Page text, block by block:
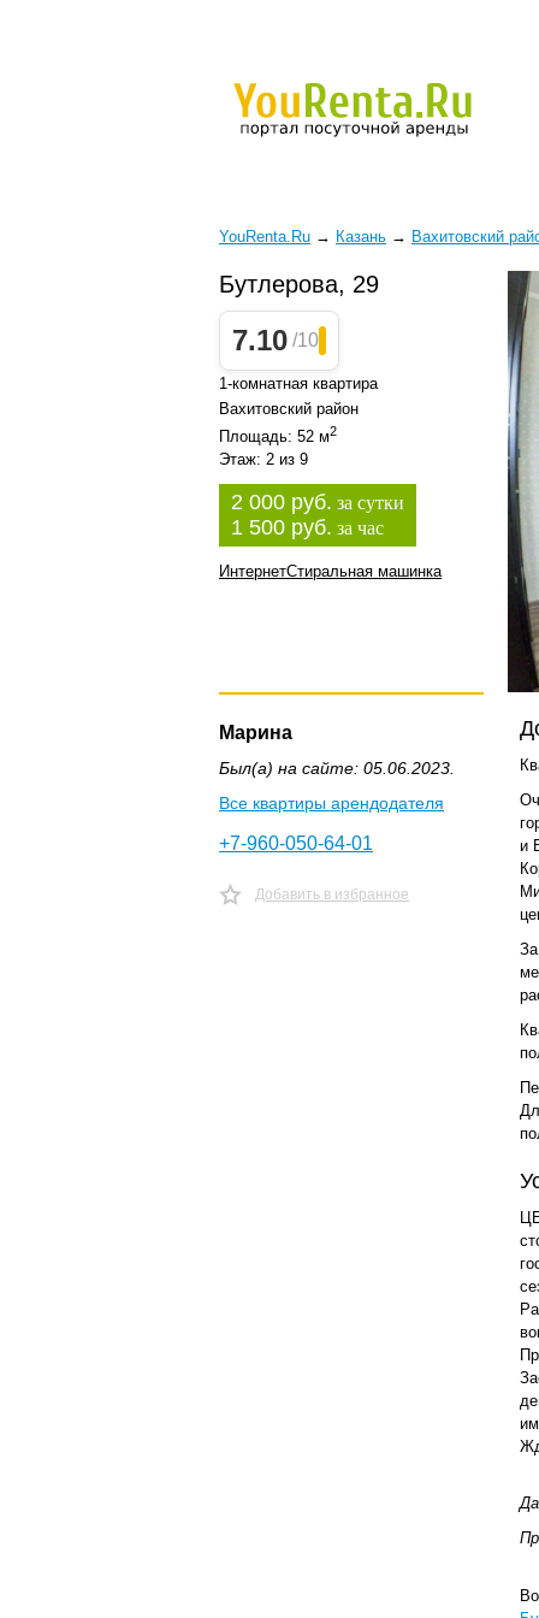
YouRenta.Ru → Казань → Вахитовский
Бутлерова, 29
7.10 /10
1-комнатная квартира
Вахитовский район
Площадь: 52 м2
Этаж: 2 из 9
2 000 руб. за сутки
1 500 руб. за час
ИнтернетСтиральная машинка
Марина
Был(а) на сайте: 05.06.2023.
Все квартиры арендодателя
+7-960-050-64-01
Добавить в избранное
и